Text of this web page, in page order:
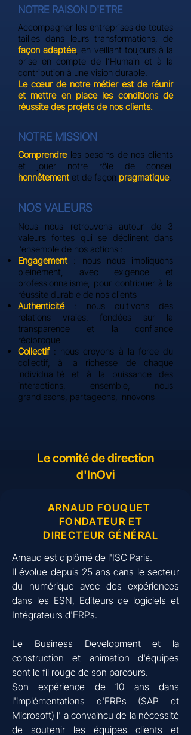
NOTRE RAISON D'ETRE
Accompagner les entreprises de toutes
tailles dans leurs transformations, de
façon adaptée, en veillant toujours à la
prise en compte de l’Humain et à la
contribution à une vision durable.
​Le cœur de notre métier est de réunir
et mettre en place les conditions de
réussite des projets de nos clients.
NOTRE MISSION
Comprendre les besoins de nos clients
et jouer notre rôle de conseil
honnêtement et de façon pragmatique.​
NOS VALEURS​
​Nous nous retrouvons autour de 3
valeurs fortes qui se déclinent dans
l’ensemble de nos actions :
Engagement​ : nous nous impliquons
pleinement, avec exigence et
professionnalisme, pour contribuer à la
réussite durable de nos clients
Authenticité : nous cultivons des
relations vraies, fondées sur la
transparence et la confiance
réciproque
Collectif : nous croyons à la force du
collectif, à la richesse de chaque
individualité et à la puissance des
interactions, ensemble, nous
grandissons, partageons, innovons
Le comité de direction
d'InOvi
ARNAUD FOUQUET
FONDATEUR ET
DIRECTEUR GÉ NÉ RAL
Arnaud est diplômé de l'ISC Paris.
Il évolue depuis 25 ans dans le secteur
du numérique avec des expériences
dans les ESN, Editeurs de logiciels et
Intégrateurs d'ERPs.
Le Business Development et la
construction et animation d'équipes
sont le fil rouge de son parcours.
Son expérience de 10 ans dans
l'implémentations d'ERPs (SAP et
Microsoft) l' a convaincu de la nécessité
de soutenir les équipes clients et